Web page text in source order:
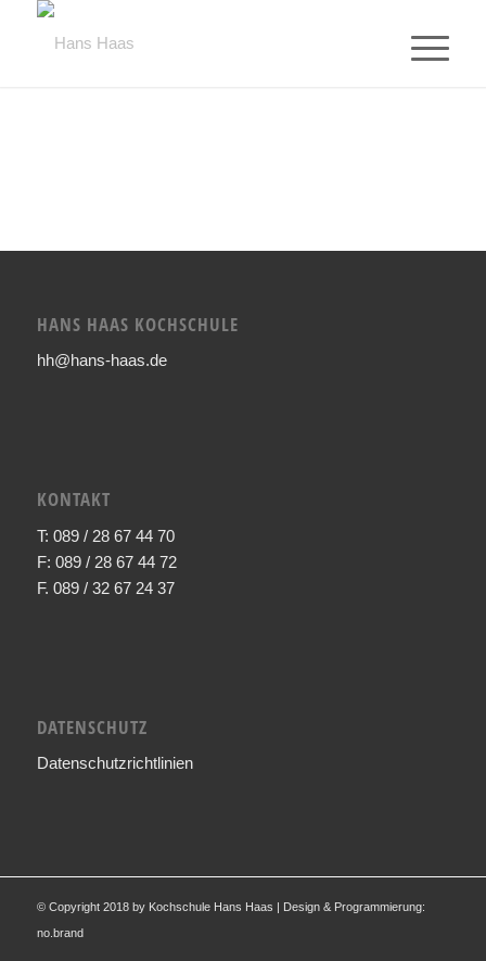
HANS HAAS KOCHSCHULE
hh@hans-haas.de
KONTAKT
T: 089 / 28 67 44 70
F: 089 / 28 67 44 72
F. 089 / 32 67 24 37
DATENSCHUTZ
Datenschutzrichtlinien
© Copyright 2018 by Kochschule Hans Haas | Design & Programmierung:
no.brand